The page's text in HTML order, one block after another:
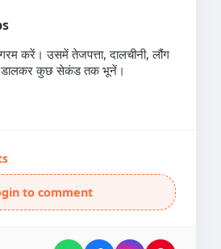
करें। उसमें तेजपत्ता, दालचीनी, लौंग
डालकर कुछ सेकंड तक भूनें।
to comment